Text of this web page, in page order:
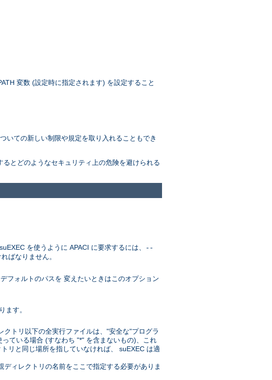
変数 (設定時に指定されます) を設定すること
いての新しい制限や規定を取り入れることもでき
とどのようなセキュリティ上の危険を避けられる
を使うように APACI に要求するには、
--
ばなりません。
フォルトのパスを 変えたいときはこのオプション
ます。
トリ以下の全実行ファイルは、"安全な"プログラ
ている場合 (すなわち "*" を含まないもの)、これ
リと同じ場所を指していなければ、 suEXEC は適
ィレクトリの名前をここで指定する必要がありま